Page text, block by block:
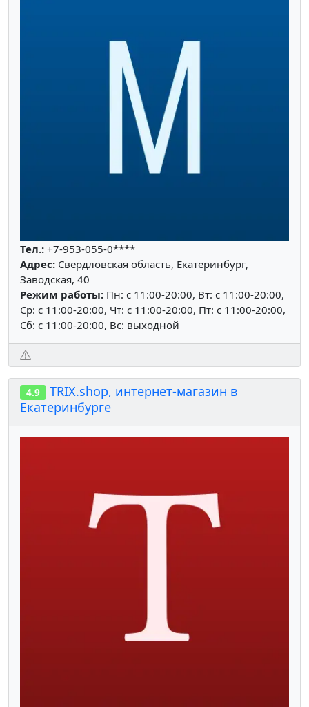
Тел.: +7-953-055-0****
Адрес: Свердловская область, Екатеринбург,
Заводская, 40
Режим работы: Пн: c 11:00-20:00, Вт: c 11:00-20:00,
Ср: c 11:00-20:00, Чт: c 11:00-20:00, Пт: c 11:00-20:00,
Сб: c 11:00-20:00, Вс: выходной
4.9
TRIX.shop, интернет-магазин в
Екатеринбурге